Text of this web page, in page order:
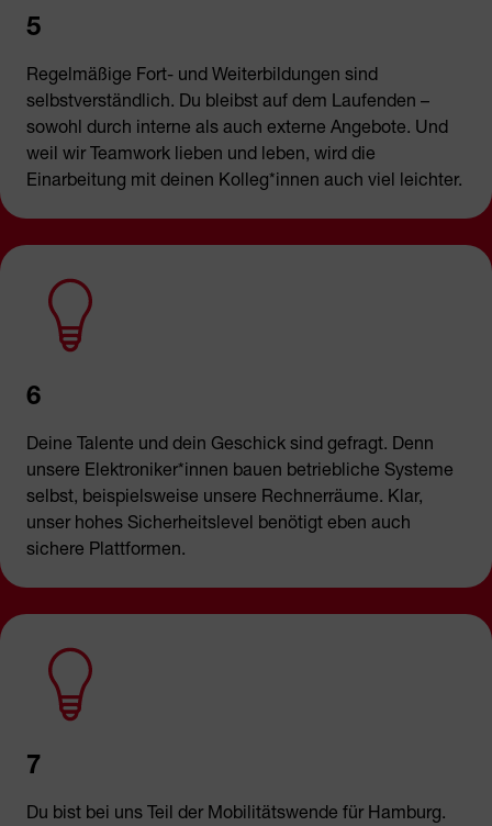
5
Regelmäßige Fort- und Weiterbildungen sind
selbstverständlich. Du bleibst auf dem Laufenden –
sowohl durch interne als auch externe Angebote. Und
weil wir Teamwork lieben und leben, wird die
Einarbeitung mit deinen Kolleg*innen auch viel leichter.
6
Deine Talente und dein Geschick sind gefragt. Denn
unsere Elektroniker*innen bauen betriebliche Systeme
selbst, beispielsweise unsere Rechnerräume. Klar,
unser hohes Sicherheitslevel benötigt eben auch
sichere Plattformen.
7
Du bist bei uns Teil der Mobilitätswende für Hamburg.